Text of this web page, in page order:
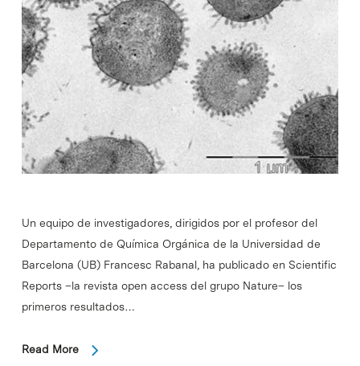
Un equipo de investigadores, dirigidos por el profesor del
Departamento de Química Orgánica de la Universidad de
Barcelona (UB) Francesc Rabanal, ha publicado en Scientific
Reports –la revista open access del grupo Nature– los
primeros resultados…
Read More